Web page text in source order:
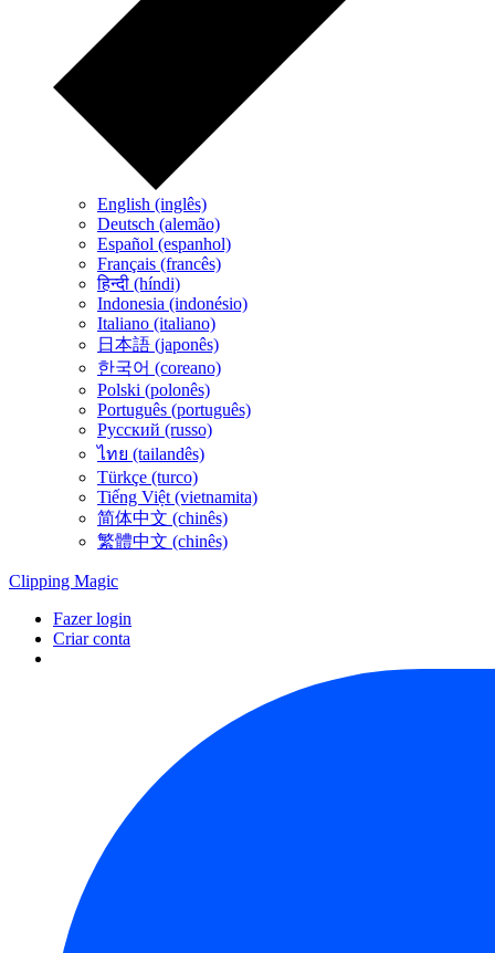
English (inglês)
Deutsch (alemão)
Español (espanhol)
Français (francês)
हिन्दी (híndi)
Indonesia (indonésio)
Italiano (italiano)
日本語 (japonês)
한국어 (coreano)
Polski (polonês)
Português (português)
Русский (russo)
ไทย (tailandês)
Türkçe (turco)
Tiếng Việt (vietnamita)
简体中文 (chinês)
繁體中文 (chinês)
Clipping Magic
Fazer login
Criar conta